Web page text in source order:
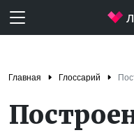
Главная Глоссарий